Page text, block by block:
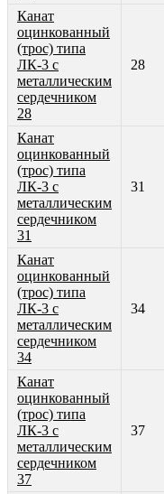
Канат
оцинкованный
(трос) типа
ЛК-3 с
металлическим
сердечником
28
28
Канат
оцинкованный
(трос) типа
ЛК-3 с
металлическим
сердечником
31
31
Канат
оцинкованный
(трос) типа
ЛК-3 с
металлическим
сердечником
34
34
Канат
оцинкованный
(трос) типа
ЛК-3 с
металлическим
сердечником
37
37